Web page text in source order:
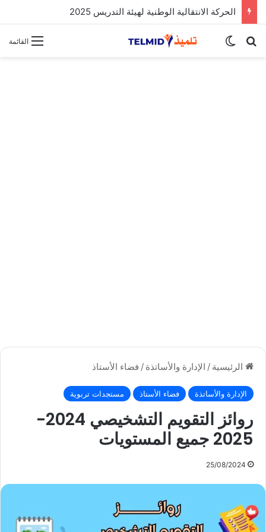
الحركة الانتقالية الوطنية لهيئة التدريس 2025
القائمة بحث عنالوضع المظلم
الرئيسية / الإدارة والأساتذة / فضاء الأستاذ
الإدارة والأساتذة فضاء الأستاذ مستجدات تربوية
روائز التقويم التشخيصي 2024-
2025 جميع المستويات
25/08/2024